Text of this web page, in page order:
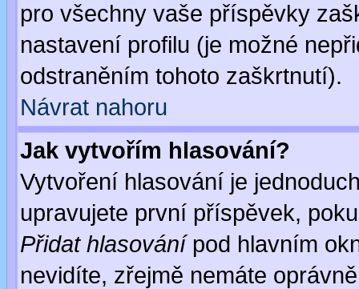
pro všechny vaše příspěvky
nastavení profilu (je možné
odstraněním tohoto zaškrtnutí).
Návrat nahoru
Jak vytvořím hlasování?
Vytvoření hlasování je
upravujete první příspěvek,
Přidat hlasovánípod hlavním
nevidíte, zřejmě nemáte